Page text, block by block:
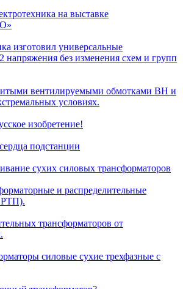
на выставке
изготовил универсальные
напряжения без изменения схем и групп
вентилируемыми обмотками ВН и
условиях.
изобретение!
подстанции
сухих силовых трансформаторов
и распределительные
РТП).
трансформаторов от
силовые сухие трехфазные с